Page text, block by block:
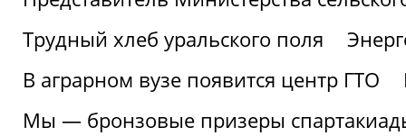
Трудный хлеб уральского поля
В аграрном вузе появится центр ГТО
Мы — бронзовые призеры